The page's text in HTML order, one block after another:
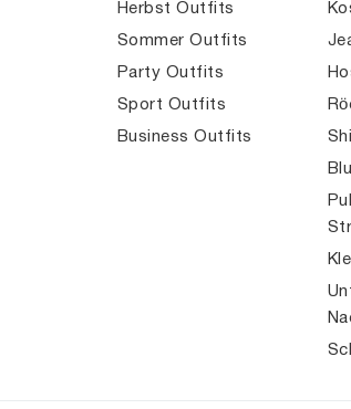
Herbst Outfits
Sommer Outfits
Party Outfits
Sport Outfits
Business Outfits